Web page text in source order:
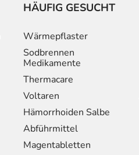
HÄUFIG GESUCHT
Wärmepflaster
Sodbrennen
Medikamente
Thermacare
Voltaren
Hämorrhoiden Salbe
Abführmittel
Magentabletten